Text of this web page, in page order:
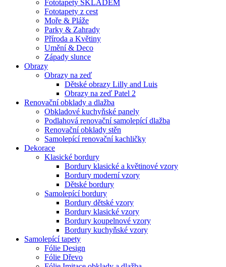
Fototapety SKLADEM
Fototapety z cest
Moře & Pláže
Parky & Zahrady
Příroda a Květiny
Umění & Deco
Západy slunce
Obrazy
Obrazy na zeď
Dětské obrazy Lilly and Luis
Obrazy na zeď Patel 2
Renovační obklady a dlažba
Obkladové kuchyňské panely
Podlahová renovační samolepící dlažba
Renovační obklady stěn
Samolepící renovační kachličky
Dekorace
Klasické bordury
Bordury klasické a květinové vzory
Bordury moderní vzory
Dětské bordury
Samolepící bordury
Bordury dětské vzory
Bordury klasické vzory
Bordury koupelnové vzory
Bordury kuchyňské vzory
Samolepící tapety
Fólie Design
Fólie Dřevo